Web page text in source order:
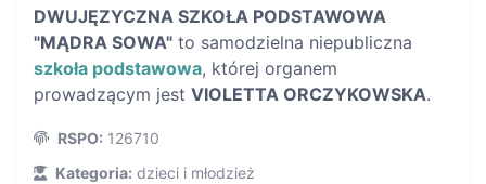
DWUJĘZYCZNA SZKOŁA PODSTAWOWA
"MĄDRA SOWA" to samodzielna niepubliczna
szkoła podstawowa, której organem
prowadzącym jest VIOLETTA ORCZYKOWSKA.
RSPO: 126710
Kategoria: dzieci i młodzież